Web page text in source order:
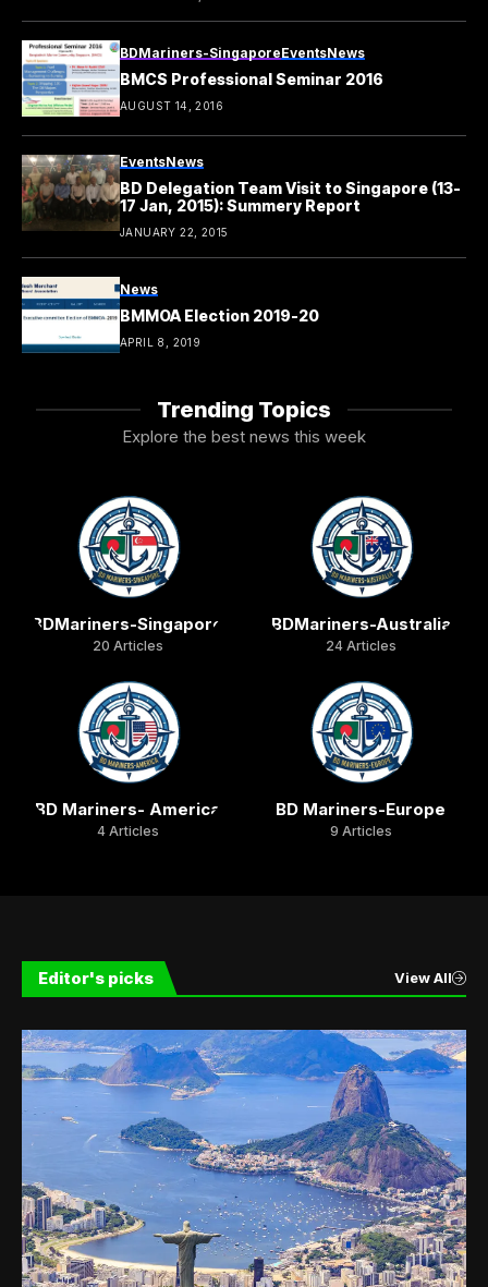
BDMariners-SingaporeEventsNews
BMCS Professional Seminar 2016
AUGUST 14, 2016
EventsNews
BD Delegation Team Visit to Singapore (13-
17 Jan, 2015): Summery Report
JANUARY 22, 2015
News
BMMOA Election 2019-20
APRIL 8, 2019
Trending Topics
Explore the best news this week
BDMariners-Singapore
20 Articles
BDMariners-Australia
24 Articles
BD Mariners- America
4 Articles
BD Mariners-Europe
9 Articles
Editor's picks View All